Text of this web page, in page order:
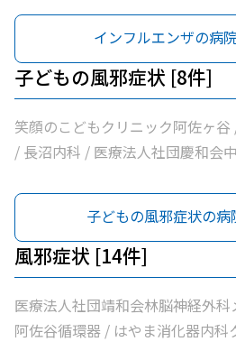
内科クリニック / 家田医院 / 医療
ずき診療所 / 長沼内科 / 医療法人
科医院 / 医療法人社団明笙会たけ
成宗診療所 / 今関医院 / 医療法人
療法人社団成東会松浦整形外科
すだクリニック
インフルエンザの病
子どもの風邪症状 [8件]
笑顔のこどもクリニック阿佐ヶ
/ 長沼内科 / 医療法人社団慶和会
/ 医療法人社団蘭松会蘭松医院 /
子どもの風邪症状の病
風邪症状 [14件]
医療法人社団靖和会林脳神経外
阿佐谷循環器 / はやま消化器内科